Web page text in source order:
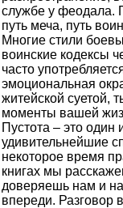
службе у феодала.
путь меча, путь
Многие стили
воинские кодексы
часто
эмоциональная
житейской суетой,
моменты вашей
Пустота – это один
удивительнейшие
некоторое время
книгах мы
доверяешь нам и
впереди. Разговор